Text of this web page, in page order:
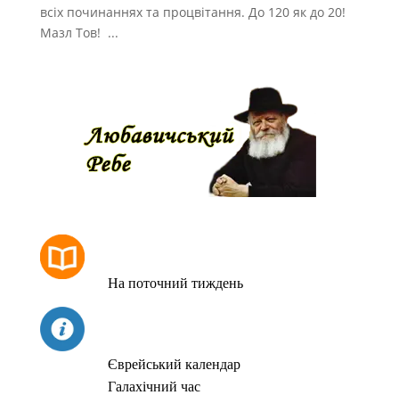
всіх починаннях та процвітання. До 120 як до 20!
Мазл Тов! ...
На поточний тиждень
Єврейський календар
Галахічний час